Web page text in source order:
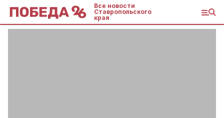
Все новости
Ставропольского
края